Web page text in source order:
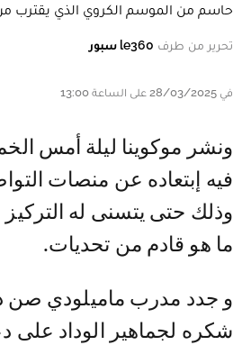
حاسم من الموسم الكروي الذي يقترب
تحرير من طرف le360 سبور
في 28/03/2025 على الساعة 13:00
و نشر موكوينا ليلة أمس الخميس بلاغا يؤكد
فيه إبتعاده عن منصات
وذلك حتى يتسنى له
ما هو قادم من تحديات.
و جدد مدرب ماميلودي صن
شكره لجماهير الوداد على